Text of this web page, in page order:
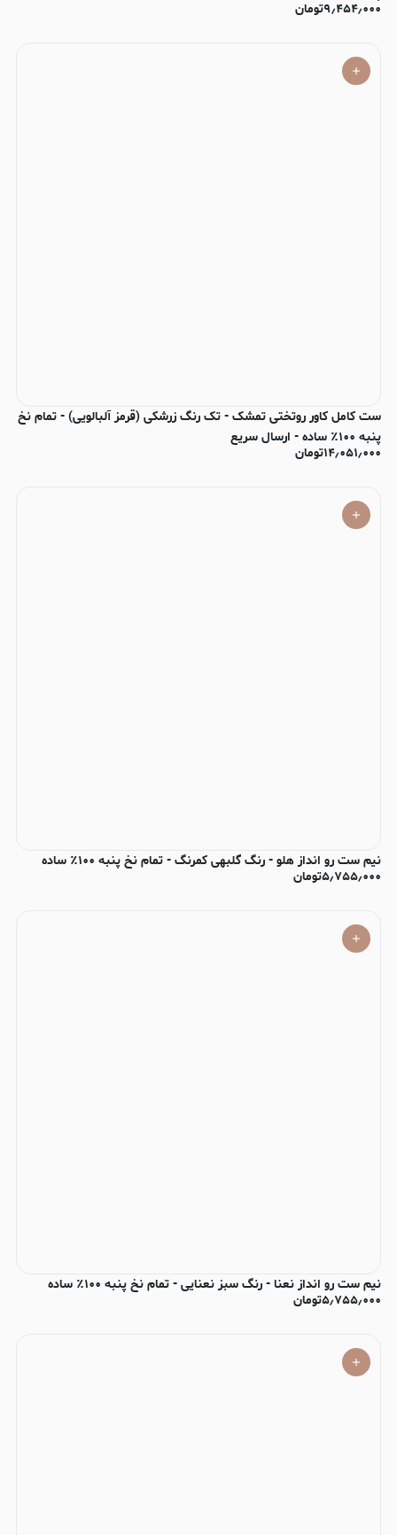
۹٫۴۵۴٫۰۰۰تومان
ست کامل کاور روتختی تمشک - تک رنگ زرشکی (قرمز آلبالویی) - تمام نخ
پنبه ۱۰۰٪ ساده - ارسال سریع
۱۴٫۰۵۱٫۰۰۰تومان
نیم ست رو انداز هلو - رنگ گلبهی کمرنگ - تمام نخ پنبه ۱۰۰٪ ساده
۵٫۷۵۵٫۰۰۰تومان
نیم ست رو انداز نعنا - رنگ سبز نعنایی - تمام نخ پنبه ۱۰۰٪ ساده
۵٫۷۵۵٫۰۰۰تومان